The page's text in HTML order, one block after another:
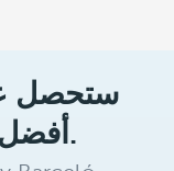
أفضل الأسعار في متناول يدك.